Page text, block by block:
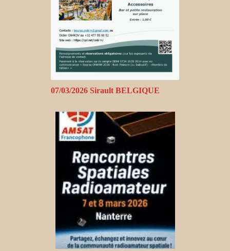
07/03/2026 Sirault BELGIQUE